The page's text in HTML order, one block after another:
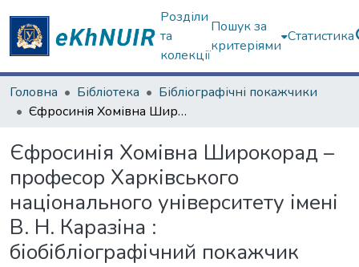
Розділи
та
колекції
Пошук за
критеріями
Статистика
Головна Бібліотека
Бібліографічні покажчики
Єфросинія Хомівна Широкорад – професор Харківського національного університету імені В. Н. Каразіна : біобібліографічний покажчик
Єфросинія Хомівна Широкорад –
професор Харківського
національного університету імені
В. Н. Каразіна :
біобібліографічний покажчик